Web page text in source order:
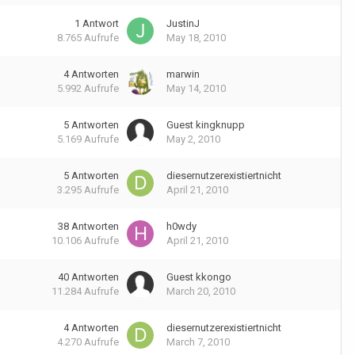
1 Antwort
8.765 Aufrufe
JustinJ
May 18, 2010
4 Antworten
5.992 Aufrufe
marwin
May 14, 2010
5 Antworten
5.169 Aufrufe
Guest kingknupp
May 2, 2010
5 Antworten
3.295 Aufrufe
diesernutzerexistiertnicht
April 21, 2010
38 Antworten
10.106 Aufrufe
h0wdy
April 21, 2010
40 Antworten
11.284 Aufrufe
Guest kkongo
March 20, 2010
4 Antworten
4.270 Aufrufe
diesernutzerexistiertnicht
March 7, 2010